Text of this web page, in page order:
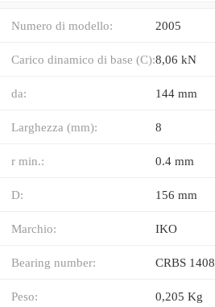
Numero di modello: 2005
Carico dinamico di base (C):8,06 kN
da: 144 mm
Larghezza (mm): 8
r min.: 0.4 mm
D: 156 mm
Marchio: IKO
Bearing number: CRBS 1408
Peso: 0,205 Kg